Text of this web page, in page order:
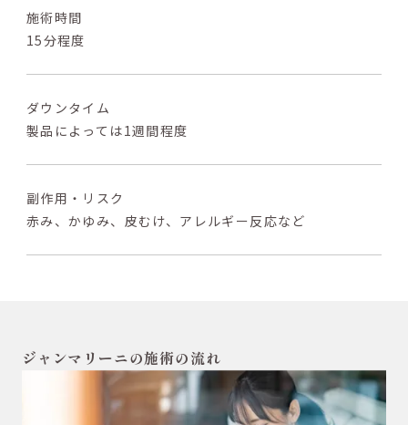
施術時間
15分程度
ダウンタイム
製品によっては1週間程度
副作用・リスク
赤み、かゆみ、皮むけ、アレルギー反応など
ジャンマリーニの施術の流れ